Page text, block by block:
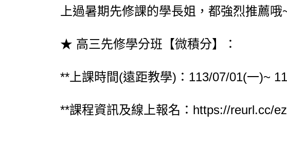
上過暑期先修課的學長姐，都強烈推薦哦
★ 高三先修學分班【微積分】：
**上課時間(遠距教學)：113/07/01(一)~
**課程資訊及線上報名： https://reurl.cc/